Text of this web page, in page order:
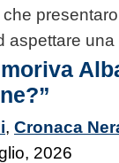
aspettare
, Cronaca
2026